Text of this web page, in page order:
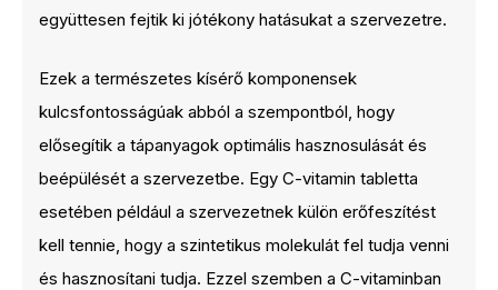
együttesen fejtik ki jótékony hatásukat a szervezetre.
Ezek a természetes kísérő komponensek
kulcsfontosságúak abból a szempontból, hogy
elősegítik a tápanyagok optimális hasznosulását és
beépülését a szervezetbe. Egy C-vitamin tabletta
esetében például a szervezetnek külön erőfeszítést
kell tennie, hogy a szintetikus molekulát fel tudja venni
és hasznosítani tudja. Ezzel szemben a C-vitaminban